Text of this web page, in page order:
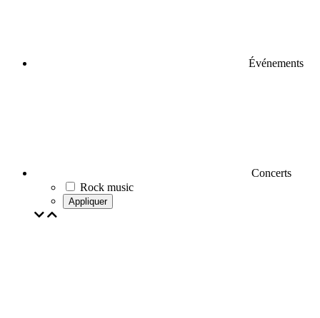
Événements
Concerts
Rock music
Appliquer